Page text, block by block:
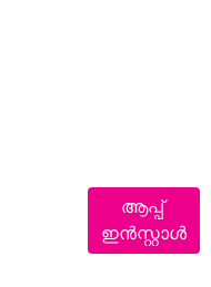
ആപ്പ്
ഇൻസ്റ്റാൾ